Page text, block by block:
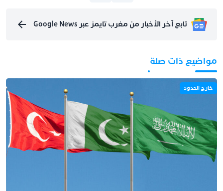
تابع آخر الأخبار من مغرب تايمز عبر Google News
مواضيع ذات صلة
خارج الحدود